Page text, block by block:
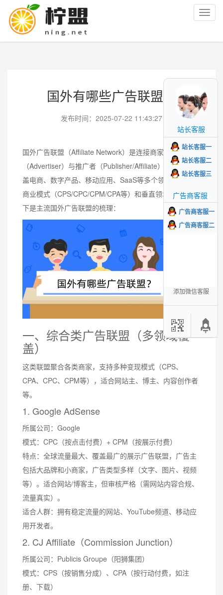
国外有哪些广告联盟？
发布时间：2025-07-22 11:43:27
国外广告联盟（Affiliate Network）是连接商家
（Advertiser）与推广者（Publisher/Affiliate）的平台，涵
盖电商、数字产品、移动应用、SaaS等多个领域，主要按
商业模式（CPS/CPC/CPM/CPA等）和垂直领域分类。以
下是主流国外广告联盟的梳理：
一、综合类广告联盟（多领域覆
盖）
这类联盟聚合各类商家，支持多种变现模式（CPS、
CPA、CPC、CPM等），适合网站主、博主、内容创作者
等。
1. Google AdSense
所属公司：Google
模式：CPC（按点击付费）+ CPM（按展示付费）
特点：全球流量最大、覆盖最广的展示广告联盟，广告主
包括大品牌和小商家，广告类型多样（文字、图片、视频
等）。适合网站/博客主，但审核严格（需网站内容合规、
流量真实）。
适合人群：拥有稳定流量的网站、YouTube频道、移动应
用开发者。
2. CJ Affiliate（Commission Junction）
所属公司：Publicis Groupe（阳狮集团）
模式：CPS（按销售分成）、CPA（按行动付费，如注
册、下载）
站长客服
站长客服一
站长客服二
站长客服三
广告商客服
广告商客服一
广告商客服二
添加微信客服